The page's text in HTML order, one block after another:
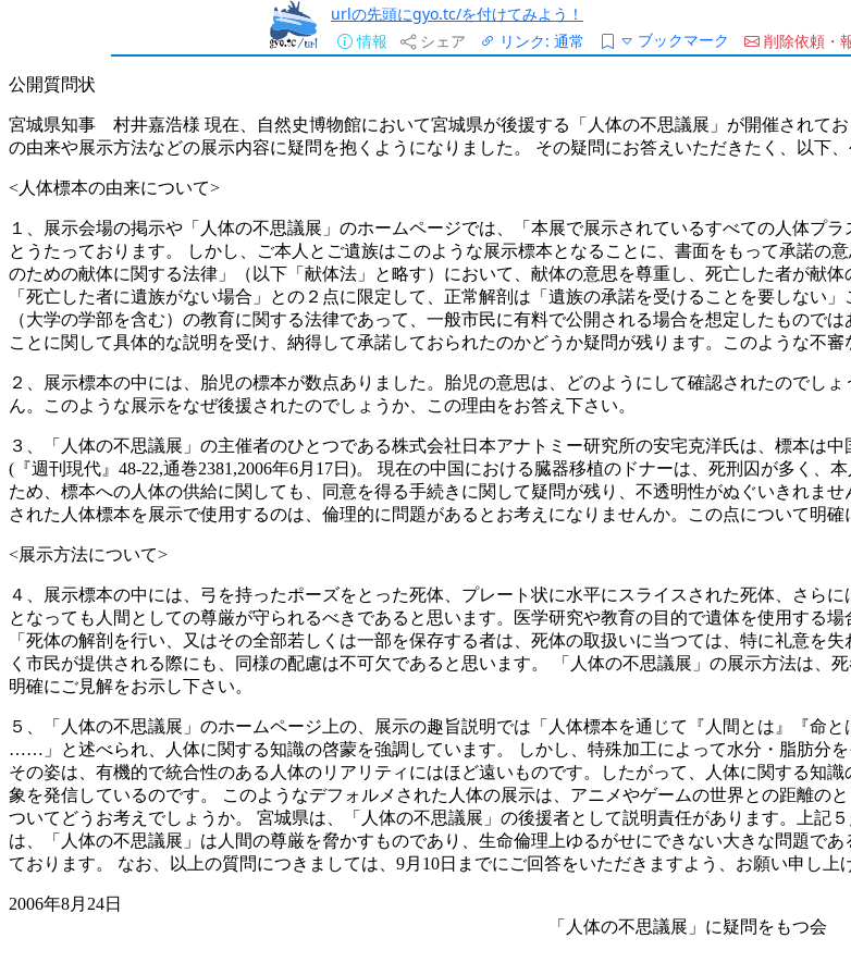
urlの先頭にgyo.tc/を付けてみよう！
情報
シェア リンク: 通常 ブックマーク 削除依頼・